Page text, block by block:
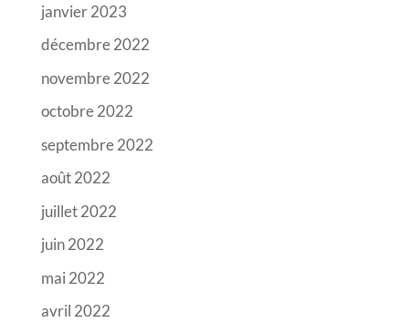
janvier 2023
décembre 2022
novembre 2022
octobre 2022
septembre 2022
août 2022
juillet 2022
juin 2022
mai 2022
avril 2022